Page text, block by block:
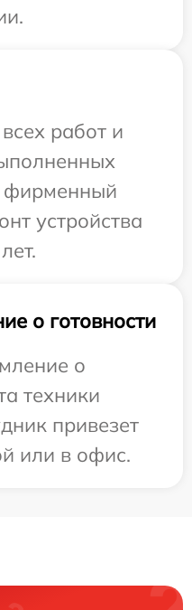
работ и
фирменный
устройства
о готовности
о
техники
привезет
или в офис.